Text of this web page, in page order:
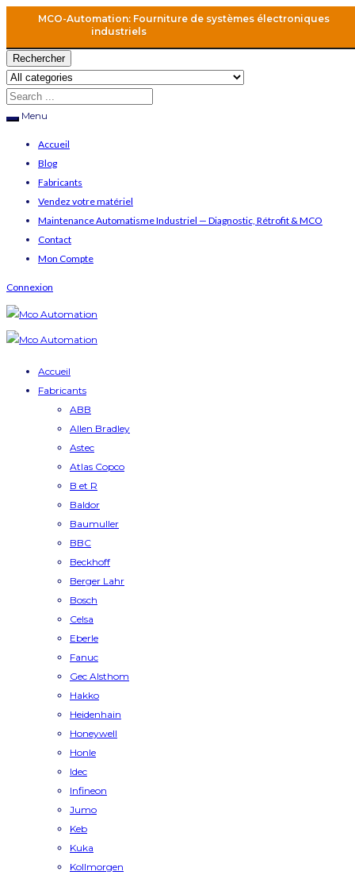
MCO-Automation: Fourniture de systèmes électroniques
industriels
Rechercher
Menu
Accueil
Blog
Fabricants
Vendez votre matériel
Maintenance Automatisme Industriel — Diagnostic, Rétrofit & MCO
Contact
Mon Compte
Connexion
Accueil
Fabricants
ABB
Allen Bradley
Astec
Atlas Copco
B et R
Baldor
Baumuller
BBC
Beckhoff
Berger Lahr
Bosch
Celsa
Eberle
Fanuc
Gec Alsthom
Hakko
Heidenhain
Honeywell
Honle
Idec
Infineon
Jumo
Keb
Kuka
Kollmorgen